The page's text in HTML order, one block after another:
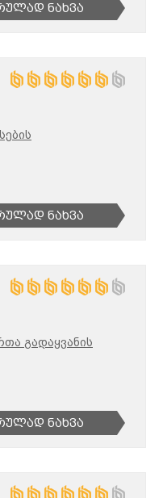
Ნახვა
Ნახვა
გადაყვანის
Ნახვა